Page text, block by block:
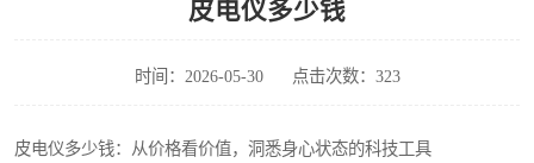
皮电仪多少钱
时间：2026-05-30 点击次数：323
皮电仪多少钱：从价格看价值，洞悉身心状态的科技工具
生理仪
事件相关电位仪 眼动仪多少钱
行为观察与表情分析 动作捕捉与生物力学